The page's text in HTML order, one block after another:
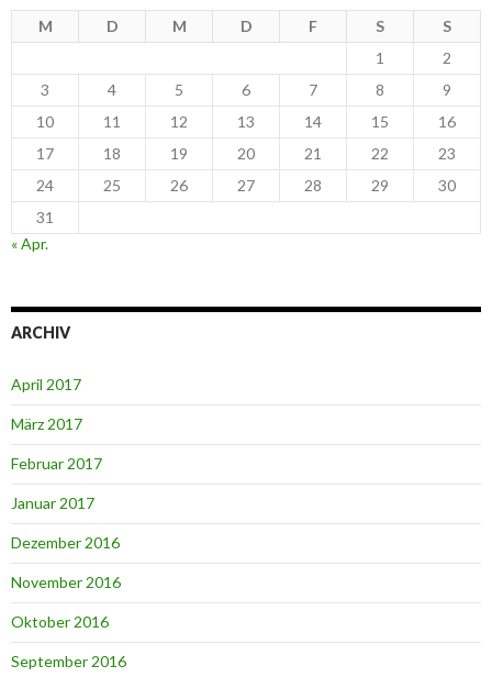
M D M D F S
S
1
2
3
4 5 6 7 8
9
10
11 12 13 14 15
16
17
18 19 20 21 22
23
24
25 26 27 28 29
30
31
« Apr.
ARCHIV
April 2017
März 2017
Februar 2017
Januar 2017
Dezember 2016
November 2016
Oktober 2016
September 2016